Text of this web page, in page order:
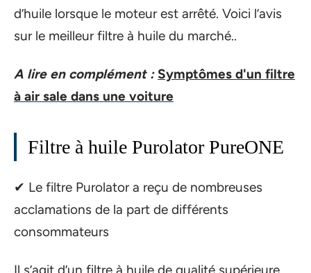
d’huile lorsque le moteur est arrêté. Voici l’avis
sur le meilleur filtre à huile du marché..
A lire en complément : Symptômes d'un filtre
à air sale dans une voiture
Filtre à huile Purolator PureONE
✔ Le filtre Purolator a reçu de nombreuses
acclamations de la part de différents
consommateurs
Il s’agit d’un filtre à huile de qualité supérieure.